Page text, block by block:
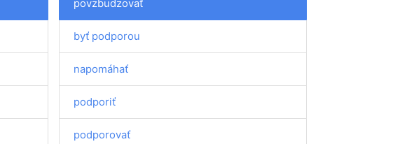
povzbudzovať
byť podporou
napomáhať
podporiť
podporovať